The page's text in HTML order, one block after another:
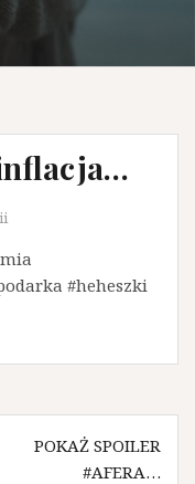
#heheszki
POKAŻ SPOILER
#AFERA…